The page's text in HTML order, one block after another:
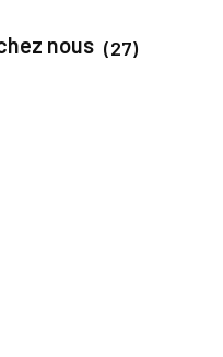
nous (27)